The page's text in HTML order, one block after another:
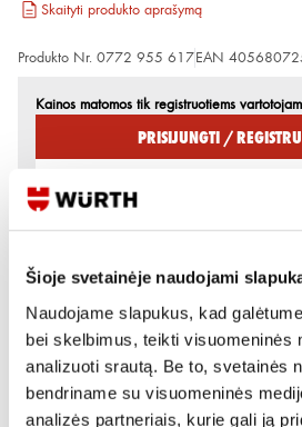
Šioje svetainėje naudojami
Naudojame slapukus, kad
bei skelbimus, teikti visuomeninės
analizuoti srautą. Be to, svetainės
bendriname su visuomeninės
analizės partneriais, kurie gali ją
Skaityti produkto aprašymą
Produkto Nr. 0772 955 617 EAN
Kainos matomos tik registruotiems
Prisijungti /
Rodyti artimiausią parduotuvę
Skambinti:+370 694 91387